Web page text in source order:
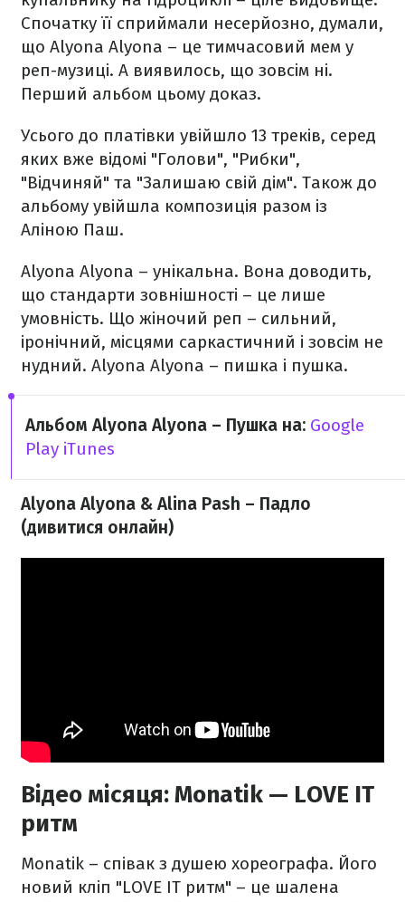
Спочатку її сприймали несерйозно, думали,
що Alyona Alyona – це тимчасовий мем у
реп-музиці. А виявилось, що зовсім ні.
Перший альбом цьому доказ.
Усього до платівки увійшло 13 треків, серед
яких вже відомі "Голови", "Рибки",
"Відчиняй" та "Залишаю свій дім". Також до
альбому увійшла композиція разом із
Аліною Паш.
Alyona Alyona – унікальна. Вона доводить,
що стандарти зовнішності – це лише
умовність. Що жіночий реп – сильний,
іронічний, місцями саркастичний і зовсім не
нудний. Alyona Alyona – пишка і пушка.
Альбом Alyona Alyona – Пушка​ на: Google
Play iTunes
Alyona Alyona & Alina Pash – Падло
(дивитися онлайн)
Відео місяця: Monatik — LOVE IT
ритм
Monatik – співак з душею хореографа. Його
новий кліп "LOVE IT ритм" – це шалена